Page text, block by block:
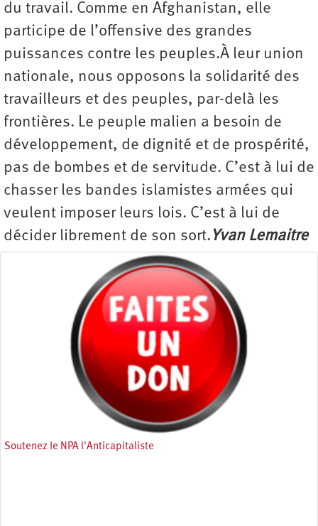
du travail. Comme en Afghanistan, elle
participe de l’offensive des grandes
puissances contre les peuples.À leur union
nationale, nous opposons la solidarité des
travailleurs et des peuples, par-delà les
frontières. Le peuple malien a besoin de
développement, de dignité et de prospérité,
pas de bombes et de servitude. C’est à lui de
chasser les bandes islamistes armées qui
veulent imposer leurs lois. C’est à lui de
décider librement de son sort. Yvan Lemaitre
Soutenez le NPA l'Anticapitaliste